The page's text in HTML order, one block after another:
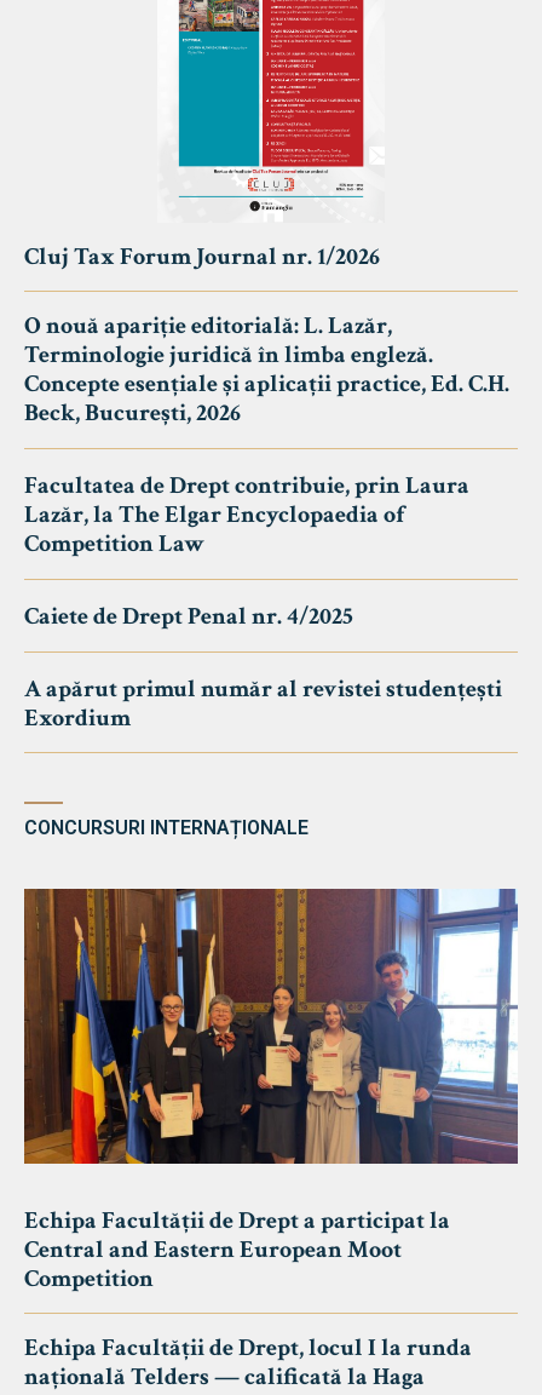
Cluj Tax Forum Journal nr. 1/2026
O nouă apariție editorială: L. Lazăr,
Terminologie juridică în limba engleză.
Concepte esențiale și aplicații practice, Ed. C.H.
Beck, București, 2026
Facultatea de Drept contribuie, prin Laura
Lazăr, la The Elgar Encyclopaedia of
Competition Law
Caiete de Drept Penal nr. 4/2025
A apărut primul număr al revistei studențești
Exordium
CONCURSURI INTERNAȚIONALE
Echipa Facultății de Drept a participat la
Central and Eastern European Moot
Competition
Echipa Facultății de Drept, locul I la runda
națională Telders — calificată la Haga